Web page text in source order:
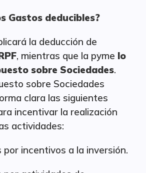
Gastos deducibles?
la deducción de
, mientras que la pyme lo
sobre Sociedades.
sobre Sociedades
clara las siguientes
incentivar la realización
actividades:
por incentivos a la inversión.